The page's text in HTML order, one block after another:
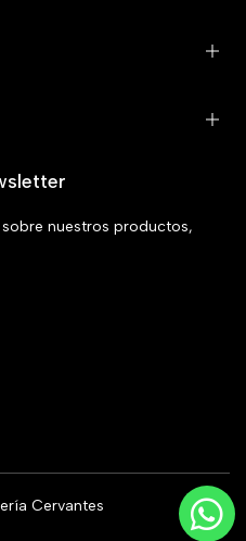
nuestros productos,
Cervantes